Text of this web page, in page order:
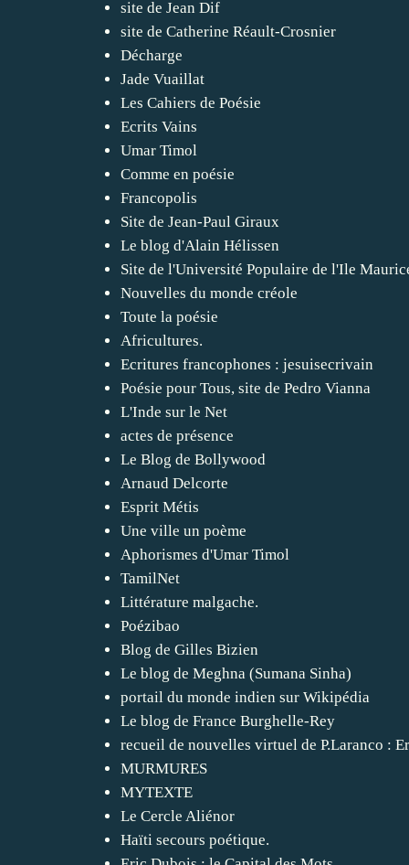
site de Jean Dif
site de Catherine Réault-Crosnier
Décharge
Jade Vuaillat
Les Cahiers de Poésie
Ecrits Vains
Umar Timol
Comme en poésie
Francopolis
Site de Jean-Paul Giraux
Le blog d'Alain Hélissen
Site de l'Université Populaire de l'Ile
Nouvelles du monde créole
Toute la poésie
Africultures.
Ecritures francophones : jesuisecrivain
Poésie pour Tous, site de Pedro Vianna
L'Inde sur le Net
actes de présence
Le Blog de Bollywood
Arnaud Delcorte
Esprit Métis
Une ville un poème
Aphorismes d'Umar Timol
TamilNet
Littérature malgache.
Poézibao
Blog de Gilles Bizien
Le blog de Meghna (Sumana Sinha)
portail du monde indien sur Wikipédia
Le blog de France Burghelle-Rey
recueil de nouvelles virtuel de P.Laranco :
MURMURES
MYTEXTE
Le Cercle Aliénor
Haïti secours poétique.